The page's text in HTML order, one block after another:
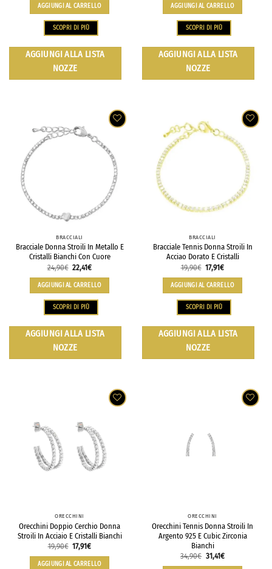
AGGIUNGI AL CARRELLO
SCOPRI DI PIÙ
AGGIUNGI ALLA LISTA
NOZZE
AGGIUNGI AL CARRELLO
SCOPRI DI PIÙ
AGGIUNGI ALLA LISTA
NOZZE
BRACCIALI
Bracciale Donna Stroili In Metallo E
Cristalli Bianchi Con Cuore
24,90€ 22,41€
AGGIUNGI AL CARRELLO
SCOPRI DI PIÙ
AGGIUNGI ALLA LISTA
NOZZE
BRACCIALI
Bracciale Tennis Donna Stroili In
Acciao Dorato E Cristalli
19,90€ 17,91€
AGGIUNGI AL CARRELLO
SCOPRI DI PIÙ
AGGIUNGI ALLA LISTA
NOZZE
ORECCHINI
Orecchini Doppio Cerchio Donna
Stroili In Acciaio E Cristalli Bianchi
19,90€ 17,91€
AGGIUNGI AL CARRELLO
ORECCHINI
Orecchini Tennis Donna Stroili In
Argento 925 E Cubic Zirconia
Bianchi
34,90€ 31,41€